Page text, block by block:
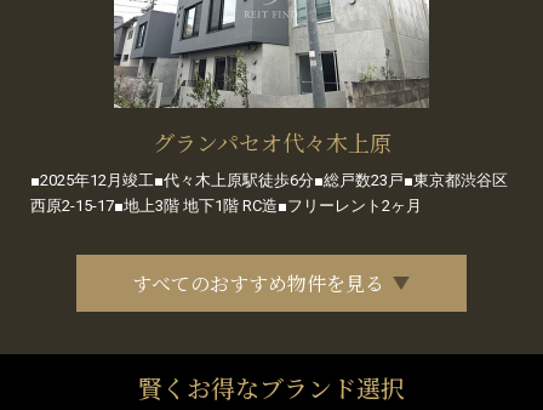
グランパセオ代々木上原
■2025年12月竣工■代々木上原駅徒歩6分■総戸数23戸■東京都渋谷区
西原2-15-17■地上3階 地下1階 RC造■フリーレント2ヶ月
すべてのおすすめ物件を見る
賢くお得なブランド選択